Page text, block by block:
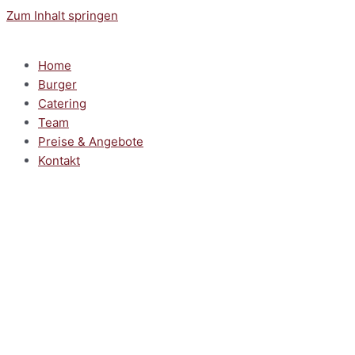
Zum Inhalt springen
Home
Burger
Catering
Team
Preise & Angebote
Kontakt